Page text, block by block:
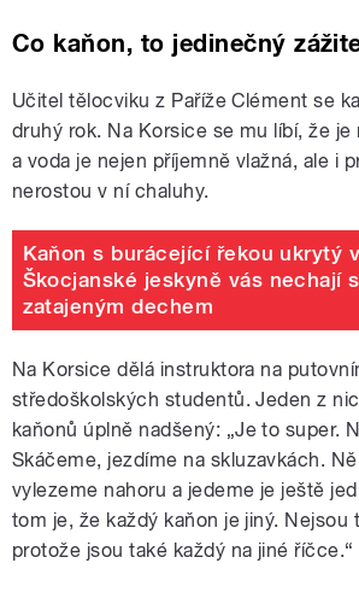
Co kaňon, to jedinečný
Učitel tělocviku z Paříže Clément se
druhý rok. Na Korsice se mu líbí, že je
a voda je nejen příjemně vlažná, ale i
nerostou v ní chaluhy.
Kaňon s burácející řekou ukrytý
Škocjanské jeskyně vás nechají
zatajeným dechem
Na Korsice dělá instruktora na
středoškolských studentů. Jeden z
kaňonů úplně nadšený: „Je to super.
Skáčeme, jezdíme na skluzavkách.
vylezeme nahoru a jedeme je ještě
tom je, že každý kaňon je jiný. Nejsou
protože jsou také každý na jiné říčce.“